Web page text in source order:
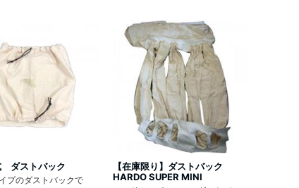
ダストバック
プのダストバックで
【在庫限り】ダストバック
HARDO SUPER MINI